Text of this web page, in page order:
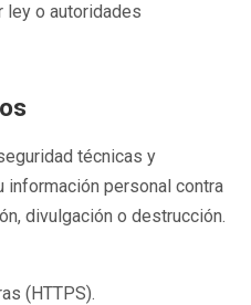
ley o autoridades
técnicas y
información personal contra
divulgación o destrucción.
(HTTPS).